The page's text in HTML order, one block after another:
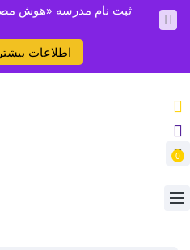
ثبت نام مدرسه «هوش
اطلاعات
0